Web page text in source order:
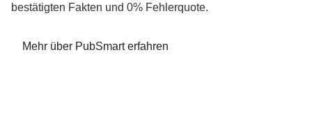
bestätigten Fakten und 0% Fehlerquote.
Mehr über PubSmart erfahren